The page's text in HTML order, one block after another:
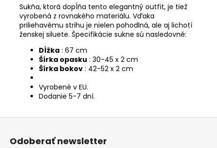
Sukňa, ktorá dopĺňa tento elegantný outfit, je tiež
vyrobená z rovnakého materiálu. Vďaka
priliehavému strihu je nielen pohodlná, ale aj lichotí
ženskej siluete. Špecifikácie sukne sú nasledovné:
Dĺžka : 67 cm
Šírka opasku : 30-45 x 2 cm
Šírka bokov : 42-52 x 2 cm
Vyrobené v EU.
Dodanie 5-7 dní.
Odoberať newsletter